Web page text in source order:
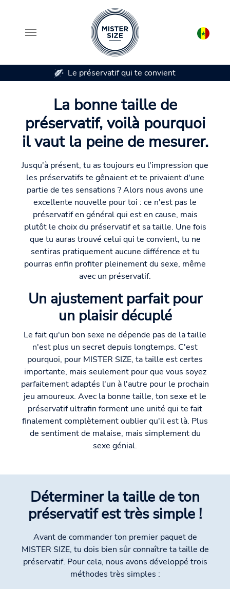
te convient Disponible en 7 tailles de
La bonne taille de
préservatif, voilà pourquoi
il vaut la peine de mesurer.
Jusqu'à présent, tu as toujours eu l'impression que
les préservatifs te gênaient et te privaient d'une
partie de tes sensations ? Alors nous avons une
excellente nouvelle pour toi : ce n'est pas le
préservatif en général qui est en cause, mais
plutôt le choix du préservatif et sa taille. Une fois
que tu auras trouvé celui qui te convient, tu ne
sentiras pratiquement aucune différence et tu
pourras enfin profiter pleinement du sexe, même
avec un préservatif.
Un ajustement parfait pour
un plaisir décuplé
Le fait qu'un bon sexe ne dépende pas de la taille
n'est plus un secret depuis longtemps. C'est
pourquoi, pour MISTER SIZE, ta taille est certes
importante, mais seulement pour que vous soyez
parfaitement adaptés l'un à l'autre pour le prochain
jeu amoureux. Avec la bonne taille, ton sexe et le
préservatif ultrafin forment une unité qui te fait
finalement complètement oublier qu'il est là. Plus
de sentiment de malaise, mais simplement du
sexe génial.
Déterminer la taille de ton
préservatif est très simple !
Avant de commander ton premier paquet de
MISTER SIZE, tu dois bien sûr connaître ta taille de
préservatif. Pour cela, nous avons développé trois
méthodes très simples :